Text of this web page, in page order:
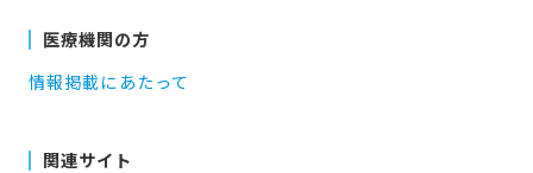
医療機関の方
情報掲載にあたって
関連サイト